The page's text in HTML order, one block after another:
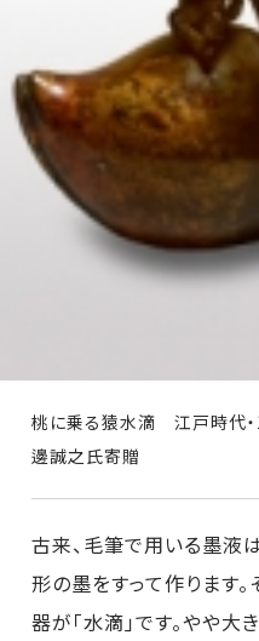
桃に乗る猿水滴 江戸時代
邊誠之氏寄贈
古来、毛筆で用いる墨液は
形の墨をすって作ります
器が｢水滴｣です。やや大